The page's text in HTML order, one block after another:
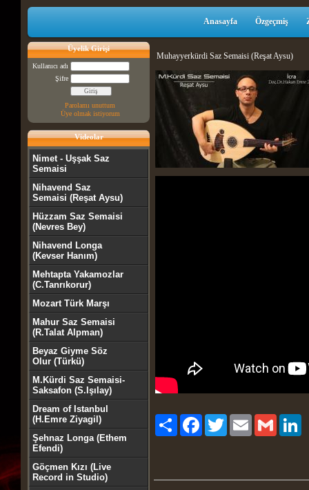
Anasayfa Özgeçmiş
Üyelik Girişi
Kullanıcı adı
Şifre
Parolamı unuttum
Üye olmak istiyorum
Videolar
Nimet - Uşşak Saz
Semaisi
Nihavend Saz
Semaisi (Reşat Aysu)
Hüzzam Saz Semaisi
(Nevres Bey)
Nihavend Longa
(Kevser Hanım)
Mehtapta Yakamozlar
(C.Tanrıkorur)
Mozart Türk Marşı
Mahur Saz Semaisi
(R.Talat Alpman)
Beyaz Giyme Söz
Olur (Türkü)
M.Kürdi Saz Semaisi-
Saksafon (S.Işılay)
Dream of Istanbul
(H.Emre Ziyagil)
Şehnaz Longa (Ethem
Efendi)
Göçmen Kızı (Live
Record in Studio)
Muhayyerkürdi Saz Semaisi (Reşat Aysu)
Paylaş FacebookTwitter Email Gmail